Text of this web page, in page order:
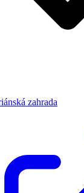
zahrada